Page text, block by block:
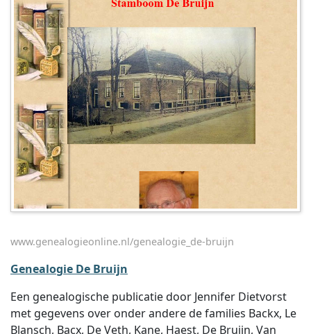
www.genealogieonline.nl/genealogie_de-bruijn
Genealogie De Bruijn
Een genealogische publicatie door Jennifer Dietvorst
met gegevens over onder andere de families Backx, Le
Blansch, Bacx, De Veth, Kane, Haest, De Bruijn, Van